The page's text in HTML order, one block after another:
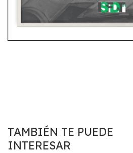
TAMBIÉN TE PUEDE
INTERESAR